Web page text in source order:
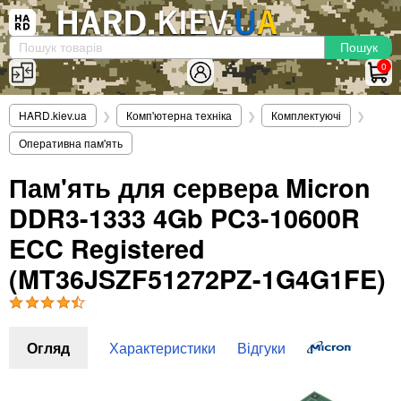
0
Вхід|Реєстрація×
(097)-938-03-73 Telegram WhatsApp
HARD.KIEV.UA
Послуги
Повернення / Обмін
Комп'ютери
Моноблоки
Персональні комп'ютери
Сервери
Процесори (CPU)
HARD.kiev.ua ❯ Комп'ютерна техніка ❯ Комплектуючі
❯
Оперативна пам'ять
Пам'ять для сервера Micron
DDR3-1333 4Gb PC3-10600R
ECC Registered
(MT36JSZF51272PZ-1G4G1FE)
Огляд Характеристики Відгуки